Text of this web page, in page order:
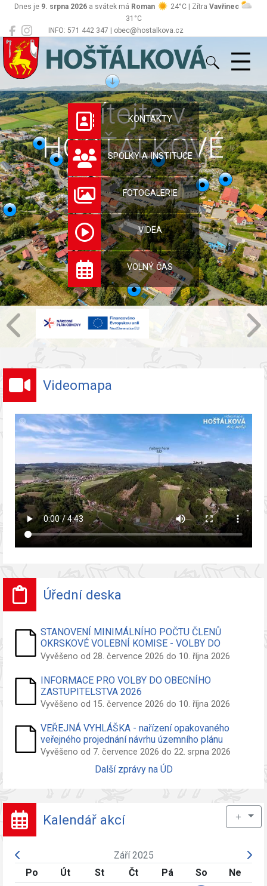
INFO: 571 442 347 | obec@hostalkova.cz
Dnes je 9. srpna 2026 a svátek má Roman 24°C | Zítra Vavřinec
31°C
Hošťálková
Vítejte v
HOŠŤÁLKOVÉ
KONTAKTY
SPOLKY A INSTITUCE
FOTOGALERIE
VIDEA
VOLNÝ ČAS
Videomapa
Úřední deska
STANOVENÍ MINIMÁLNÍHO POČTU ČLENŮ
OKRSKOVÉ VOLEBNÍ KOMISE - VOLBY DO
ZASTUPITELSTVA OBCE
Vyvěšeno od 28. července 2026 do 10. října 2026
INFORMACE PRO VOLBY DO OBECNÍHO
ZASTUPITELSTVA 2026
Vyvěšeno od 15. července 2026 do 10. října 2026
VEŘEJNÁ VYHLÁŠKA - nařízení opakovaného
veřejného projednání návrhu územního plánu
Vyvěšeno od 7. července 2026 do 22. srpna 2026
Další zprávy na ÚD
Kalendář akcí ＋
Září 2025
Po
Út St Čt Pá So
Ne